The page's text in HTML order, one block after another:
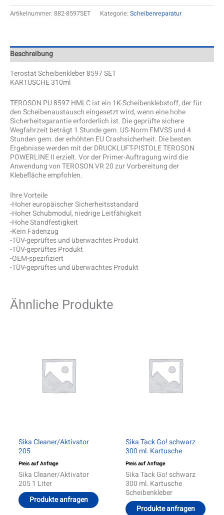
Artikelnummer: 882-8597SET Kategorie: Scheibenreparatur
Beschreibung
Terostat Scheibenkleber 8597 SET
KARTUSCHE 310ml
TEROSON PU 8597 HMLC ist ein 1K-Scheibenklebstoff, der für
den Scheibenaustausch eingesetzt wird, wenn eine hohe
Sicherheitsgarantie erforderlich ist. Die geprüfte sichere
Wegfahrzeit beträgt 1 Stunde gem. US-Norm FMVSS und 4
Stunden gem. der erhöhten EU Crashsicherheit. Die besten
Ergebnisse werden mit der DRUCKLUFT-PISTOLE TEROSON
POWERLINE II erzielt. Vor der Primer-Auftragung wird die
Anwendung von TEROSON VR 20 zur Vorbereitung der
Klebefläche empfohlen.
Ihre Vorteile
-Hoher europäischer Sicherheitsstandard
-Hoher Schubmodul, niedrige Leitfähigkeit
-Hohe Standfestigkeit
-Kein Fadenzug
-TÜV-geprüftes und überwachtes Produkt
-TÜV-geprüftes Produkt
-OEM-spezifiziert
-TÜV-geprüftes und überwachtes Produkt
Ähnliche Produkte
Sika Cleaner/Aktivator
205
Preis auf Anfrage
Sika Cleaner/Aktivator
205 1 Liter
Produkte anfragen
Sika Tack Go! schwarz
300 ml. Kartusche
Preis auf Anfrage
Sika Tack Go! schwarz
300 ml. Kartusche
Scheibenkleber
Produkte anfragen